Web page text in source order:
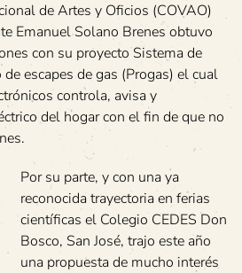
de Artes y Oficios (COVAO)
Emanuel Solano Brenes obtuvo
con su proyecto Sistema de
escapes de gas (Progas) el cual
controla, avisa y
del hogar con el fin de que no
Por su parte, y con una ya
reconocida trayectoria en ferias
científicas el Colegio CEDES Don
Bosco, San José, trajo este año
una propuesta de mucho interés